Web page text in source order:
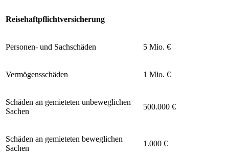
Reisehaftpflichtversicherung
Personen- und Sachschäden 5 Mio. €
Vermögensschäden 1 Mio. €
Schäden an gemieteten unbeweglichen
Sachen
500.000 €
Schäden an gemieteten beweglichen
Sachen
1.000 €